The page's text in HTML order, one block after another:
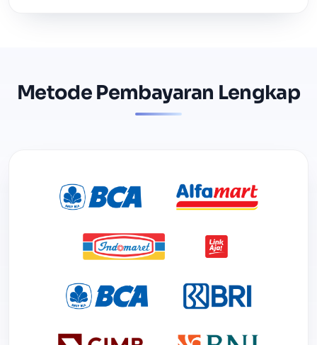
Metode Pembayaran Lengkap